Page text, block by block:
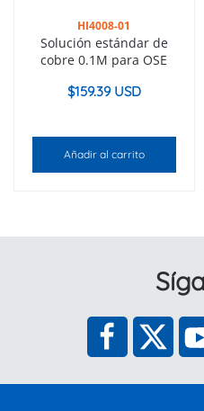
HI4008-01
Solución estándar de
cobre 0.1M para OSE
$159.39 USD
Añadir al carrito